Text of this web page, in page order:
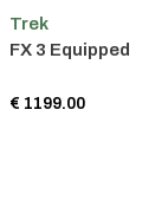
Trek
FX 3 Equipped
€ 1199.00